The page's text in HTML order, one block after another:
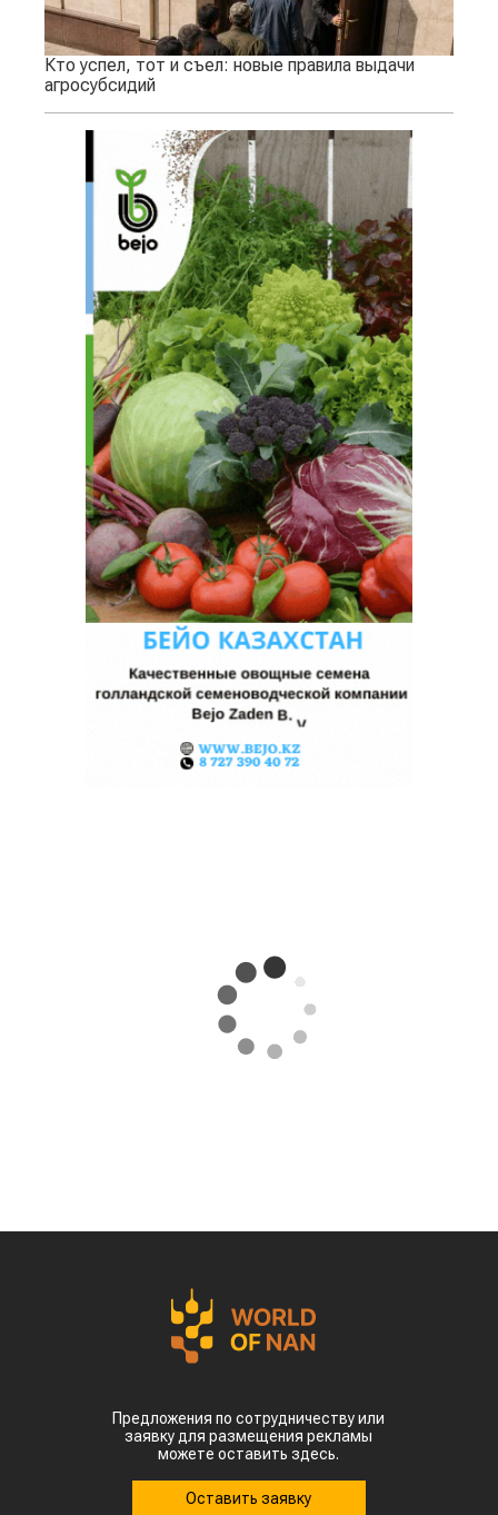
Кто успел, тот и съел: новые правила выдачи
агросубсидий
Предложения по сотрудничеству или
заявку для размещения рекламы
можете оставить здесь.
Оставить заявку